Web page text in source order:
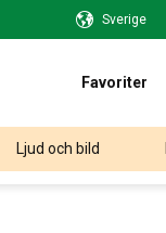
Sverige
Favoriter
Ljud och bild